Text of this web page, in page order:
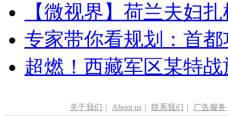
【微视界】荷兰夫妇
专家带你看规划：首
超燃！西藏军区某特
关于我们 | About us | 联系我们 | 广告服务